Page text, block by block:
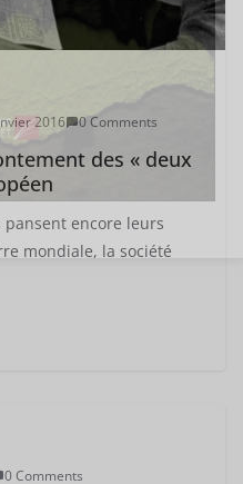
2016 0 Comments
des « deux
encore leurs
mondiale, la société
0 Comments